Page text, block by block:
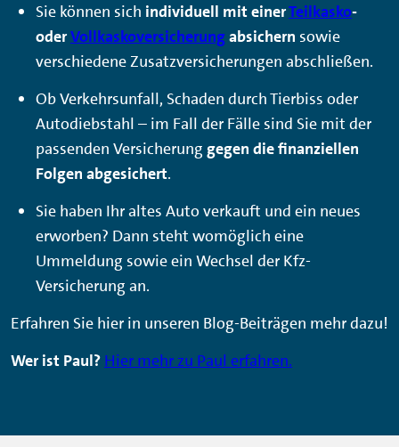
Sie können sich individuell mit einerTeilkasko-
oderVollkaskoversicherungabsichern sowie
verschiedene Zusatzversicherungen abschließen.
Ob Verkehrsunfall, Schaden durch Tierbiss oder
Autodiebstahl – im Fall der Fälle sind Sie mit der
passenden Versicherung gegen die finanziellen
Folgen abgesichert.
Sie haben Ihr altes Auto verkauft und ein neues
erworben? Dann steht womöglich eine
Ummeldung sowie ein Wechsel der Kfz-
Versicherung an.
Erfahren Sie hier in unseren Blog-Beiträgen mehr dazu!
Wer ist Paul? Hier mehr zu Paul erfahren.